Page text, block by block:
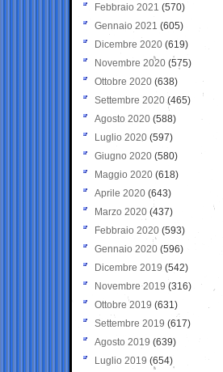
Febbraio 2021 (570)
Gennaio 2021 (605)
Dicembre 2020 (619)
Novembre 2020 (575)
Ottobre 2020 (638)
Settembre 2020(465)
Agosto 2020 (588)
Luglio 2020 (597)
Giugno 2020 (580)
Maggio 2020 (618)
Aprile 2020 (643)
Marzo 2020 (437)
Febbraio 2020 (593)
Gennaio 2020 (596)
Dicembre 2019 (542)
Novembre 2019 (316)
Ottobre 2019 (631)
Settembre 2019 (617)
Agosto 2019 (639)
Luglio 2019 (654)